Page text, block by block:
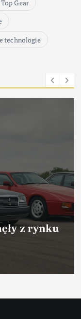
Top Gear
technologie
z rynku